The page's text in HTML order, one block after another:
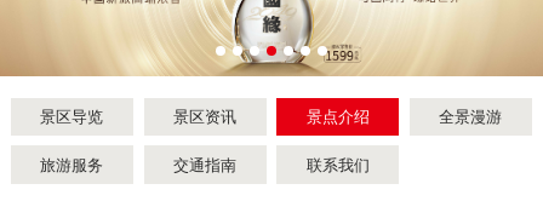
景区导览 景区资讯 景点介绍 全景漫游
旅游服务 交通指南 联系我们